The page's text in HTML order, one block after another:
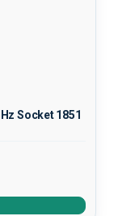
Socket 1851